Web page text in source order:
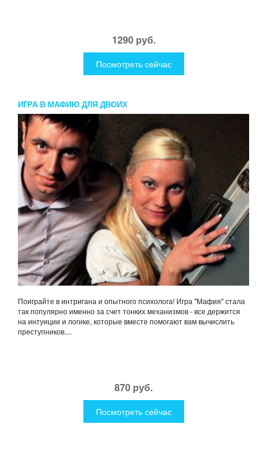
1290 руб.
Посмотреть сейчас
ИГРА В МАФИЮ ДЛЯ ДВОИХ
Поиграйте в интригана и опытного психолога! Игра "Мафия" стала
так популярно именно за счет тонких механизмов - все держится
на интуиции и логике, которые вместе помогают вам вычислить
преступников....
870 руб.
Посмотреть сейчас